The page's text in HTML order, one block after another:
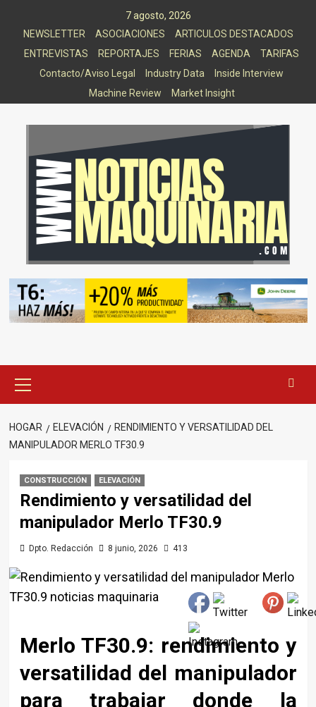
7 agosto, 2026
NEWSLETTER
ASOCIACIONES
ARTICULOS DESTACADOS
ENTREVISTAS
REPORTAJES FERIAS AGENDA
TARIFAS
Contacto/Aviso Legal
Industry Data
Inside Interview
Machine Review
Market Insight
principal
HOGAR ELEVACIÓN
RENDIMIENTO Y VERSATILIDAD DEL
MANIPULADOR MERLO TF30.9
CONSTRUCCIÓN ELEVACIÓN
Rendimiento y versatilidad del
manipulador Merlo TF30.9
Dpto. Redacción 8 junio, 2026 413
Merlo TF30.9: rendimiento y
versatilidad del manipulador
para trabajar donde la